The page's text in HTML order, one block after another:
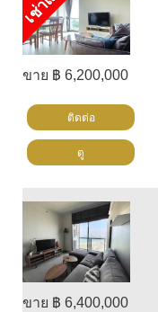
ขาย ฿ 6,200,000
ติดต่อ
ดู
ขาย ฿ 6,400,000